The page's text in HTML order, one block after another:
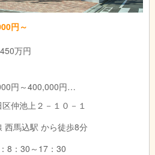
円～
万円
円～400,000円
～￥400,000 基本給￥205,000～
仲池上２－１０－１
西馬込駅 から徒歩8分
8：30～17：30